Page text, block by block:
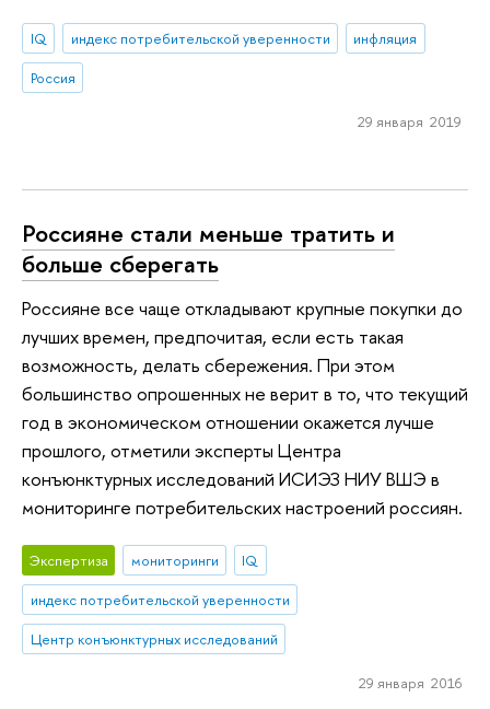
IQ индекс потребительской уверенности
инфляция
Россия
29 января 2019
Россияне стали меньше тратить и
больше сберегать
Россияне все чаще откладывают крупные покупки до
лучших времен, предпочитая, если есть такая
возможность, делать сбережения. При этом
большинство опрошенных не верит в то, что текущий
год в экономическом отношении окажется лучше
прошлого, отметили эксперты Центра
конъюнктурных исследований ИСИЭЗ НИУ ВШЭ в
мониторинге потребительских настроений россиян.
Экспертиза мониторинги
IQ
индекс потребительской уверенности
Центр конъюнктурных исследований
29 января 2016